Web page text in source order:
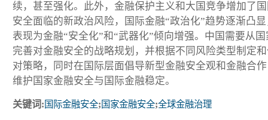
续，甚至强化。此外，金融保护主义和大国竞争增加了
安全面临的新政治风险，国际金融“政治化”趋势逐渐凸
表现为金融“安全化”和“武器化”倾向增强。中国需要从
完善对金融安全的战略规划，并根据不同风险类型制定
对策略，同时在国际层面倡导新型金融安全观和金融合
维护国家金融安全与国际金融稳定。
关键词: 国际金融安全; 国家金融安全;全球金融治理